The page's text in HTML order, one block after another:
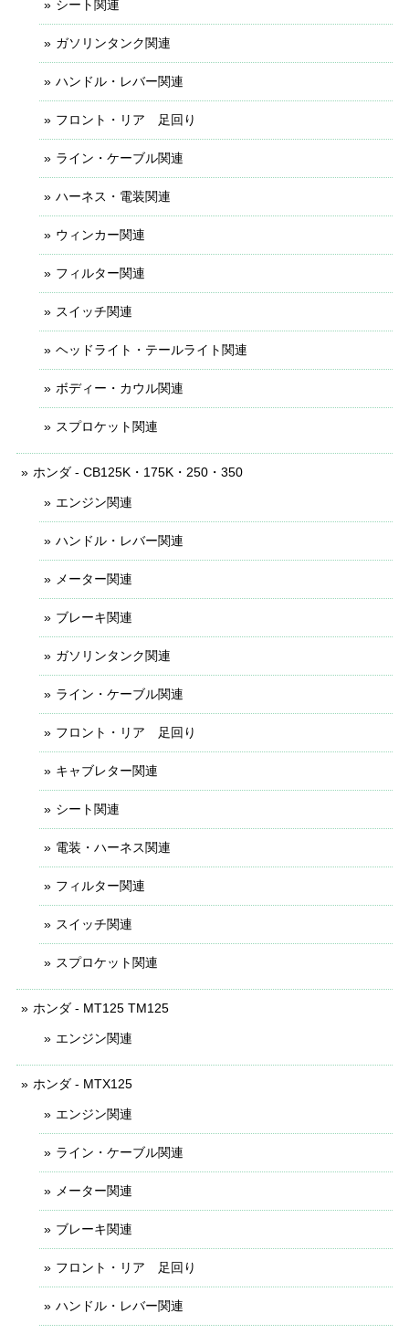
シート関連
ガソリンタンク関連
ハンドル・レバー関連
フロント・リア 足回り
ライン・ケーブル関連
ハーネス・電装関連
ウィンカー関連
フィルター関連
スイッチ関連
ヘッドライト・テールライト関連
ボディー・カウル関連
スプロケット関連
ホンダ - CB125K・175K・250・350
エンジン関連
ハンドル・レバー関連
メーター関連
ブレーキ関連
ガソリンタンク関連
ライン・ケーブル関連
フロント・リア 足回り
キャブレター関連
シート関連
電装・ハーネス関連
フィルター関連
スイッチ関連
スプロケット関連
ホンダ - MT125 TM125
エンジン関連
ホンダ - MTX125
エンジン関連
ライン・ケーブル関連
メーター関連
ブレーキ関連
フロント・リア 足回り
ハンドル・レバー関連